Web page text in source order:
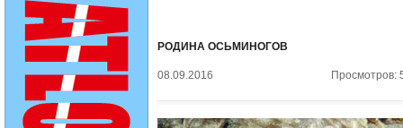
РОДИНА ОСЬМИНОГОВ
08.09.2016 Просмотров: